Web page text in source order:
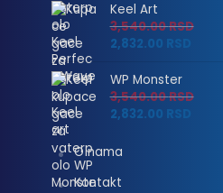
Keel Art
3,540.00RSD
2,832.00 RSD
WP Monster
3,540.00RSD
2,832.00 RSD
O nama
Kontakt